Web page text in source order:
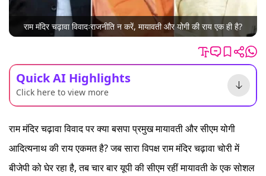
राम मंदिर चढ़ावा विवादःराजनीति न करें, मायावती और योगी की राय एक ही है?
Quick AI Highlights
Click here to view more
राम मंदिर चढ़ावा विवाद पर क्या बसपा प्रमुख मायावती और सीएम योगी
आदित्यनाथ की राय एकमत है? जब सारा विपक्ष राम मंदिर चढ़ावा चोरी में
बीजेपी को घेर रहा है, तब चार बार यूपी की सीएम रहीं मायावती के एक सोशल